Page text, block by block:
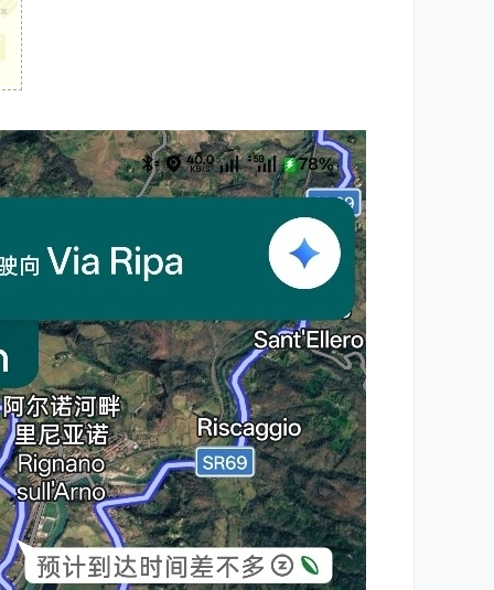
×